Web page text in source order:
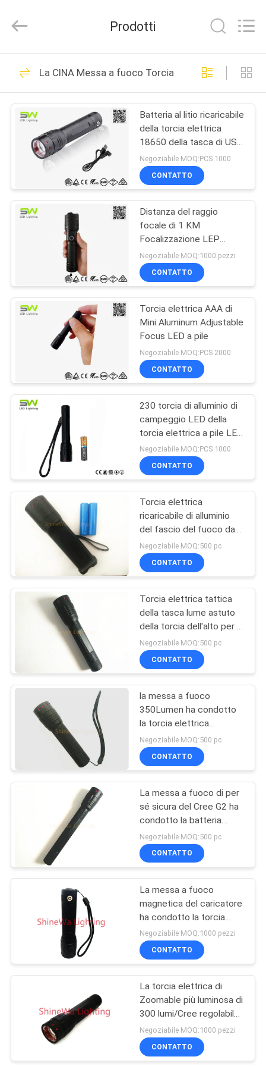
CASA.
PRODOTTI
VIDEO
DI
NOI
FABBRICA
CONTROLLO
QUALITÀ
CONTATTACI
NOTIZIE
CASI
MAPPA
POLITICA
SULLA
PRIVACY
International
Trade
All
Reserved.
luce principale
ricaricabile del
lavoro
110
riflettore principale
ricaricabile
78
Alto faro del lume
LED
51
lanterna di
campeggio
principale
Luce tenuta in mano
del lavoro del LED
66
Luce di ispezione
del LED
Portable Led Flood
Lights
Luce principale
solare del lavoro
Prodotti
La CINA Messa a fuoco Torcia
Batteria al litio ricaricabile
della torcia elettrica
18650 della tasca di USB
del fuoco regolabile
Negoziabile MOQ:PCS 1000
CONTATTO
Distanza del raggio
focale di 1 KM
Focalizzazione LEP
Lanterna laser ricerca
caccia
Negoziabile MOQ:1000 pezzi
CONTATTO
Torcia elettrica AAA di
Mini Aluminum Adjustable
Focus LED a pile
Negoziabile MOQ:PCS 2000
CONTATTO
230 torcia di alluminio di
campeggio LED della
torcia elettrica a pile LED
dello zoom del lume 3w
aa
Negoziabile MOQ:PCS 1000
CONTATTO
Torcia elettrica
ricaricabile di alluminio
del fascio del fuoco da
800 lumi con il caricatore
magnetico di USB
Negoziabile MOQ:500 pc
CONTATTO
Torcia elettrica tattica
della tasca lume astuto
della torcia dell'alto per il
Cree G2 di caccia di aria
aperta
Negoziabile MOQ:500 pc
CONTATTO
la messa a fuoco
350Lumen ha condotto
la torcia elettrica
ricaricabile, torcia
elettrica regolabile del
fuoco
Negoziabile MOQ:500 pc
CONTATTO
La messa a fuoco di per
sé sicura del Cree G2 ha
condotto la batteria
impermeabile 2xAA della
torcia elettrica IP64 250
lumi
Negoziabile MOQ:500 pc
CONTATTO
La messa a fuoco
magnetica del caricatore
ha condotto la torcia
elettrica
ricaricabile/Zoomable
principale della torcia
Negoziabile MOQ:1000 pezzi
CONTATTO
La torcia elettrica di
Zoomable più luminosa di
300 lumi/Cree regolabile
del fuoco ha condotto la
torcia elettrica
Negoziabile MOQ:1000 pezzi
CONTATTO